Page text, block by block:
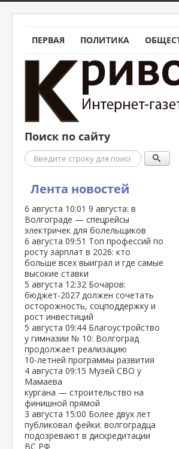
ПЕРВАЯ ПОЛИТИКА
Поиск по сайту
Поиск
Лента новостей
6 августа 10:01 9 августа: в
Волгограде — спецрейсы
электричек для болельщиков
6 августа 09:51 Топ профессий по
росту зарплат в 2026: кто
больше всех выиграл и где самые
высокие ставки
5 августа 12:32 Бочаров:
бюджет‑2027 должен сочетать
осторожность, соцподдержку и
рост инвестиций
5 августа 09:44 Благоустройство
у гимназии № 10: Волгоград
продолжает реализацию
10‑летней программы развития
4 августа 09:15 Музей СВО у
Мамаева
кургана — строительство на
финишной прямой
3 августа 15:00 Более двух лет
публиковал фейки: волгоградца
подозревают в дискредитации
ВС РФ